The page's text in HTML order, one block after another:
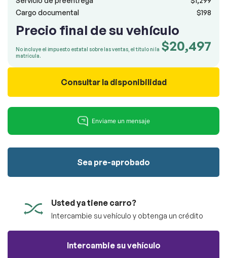
Cargo documental
$198
Precio final de su vehículo
$20,497
No incluye el impuesto estatal sobre las ventas, el título ni la
matrícula.
Consultar la disponibilidad
Sea pre-aprobado
Usted ya tiene carro?
Intercambie su vehículo y obtenga un crédito
Intercambie su vehículo
Soumettre l'information
¡No se requiere tarjeta de crédito!
Reserve su